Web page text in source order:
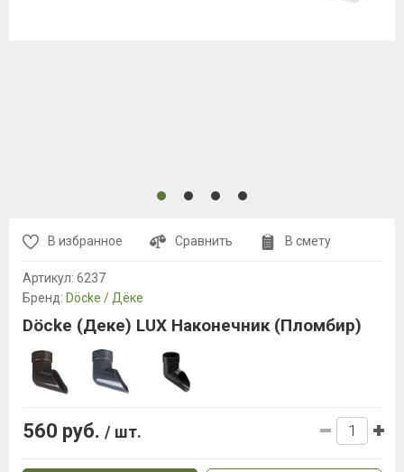
В избранное Сравнить В смету
Артикул: 6237
Бренд: Döcke / Дёке
Döcke (Деке) LUX Наконечник (Пломбир)
560 руб. / шт.